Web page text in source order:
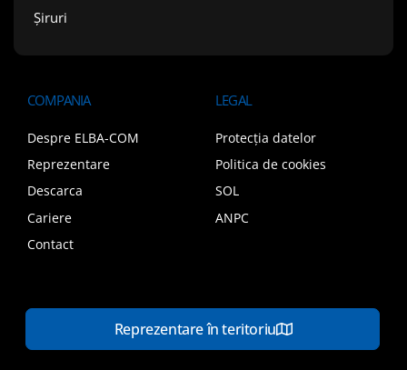
Șiruri
COMPANIA
Despre ELBA-COM
Reprezentare
Descarca
Cariere
Contact
LEGAL
Protecția datelor
Politica de cookies
SOL
ANPC
Reprezentare în teritoriu